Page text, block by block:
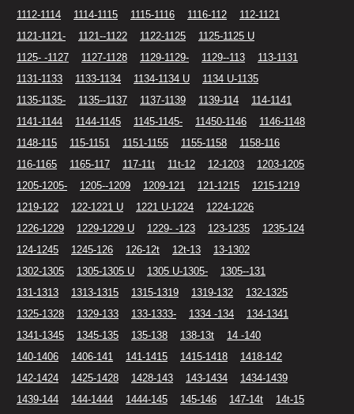
1112-1114
1114-1115 1115-1116 1116-112
112-1121
1121-1121-
1121--1122 1122-1125
1125-1125 U
1125- -1127
1127-1128 1129-1129- 1129--113
113-1131
1131-1133
1133-1134 1134-1134 U
1134 U-1135
1135-1135-
1135--1137 1137-1139 1139-114
114-1141
1141-1144
1144-1145 1145-1145- 11450-1146
1146-1148
1148-115
115-1151 1151-1155 1155-1158
1158-116
116-1165
1165-117 117-11t 11t-12 12-1203
1203-1205
1205-1205-
1205--1209 1209-121 121-1215
1215-1219
1219-122
122-1221 U 1221 U-1224
1224-1226
1226-1229
1229-1229 U 1229- -123 123-1235
1235-124
124-1245
1245-126 126-12t 12t-13
13-1302
1302-1305
1305-1305 U 1305 U-1305-
1305--131
131-1313
1313-1315 1315-1319 1319-132
132-1325
1325-1328
1329-133 133-1333- 1334 -134
134-1341
1341-1345
1345-135 135-138 138-13t
14 -140
140-1406
1406-141 141-1415 1415-1418
1418-142
142-1424
1425-1428 1428-143 143-1434
1434-1439
1439-144
144-1444 1444-145 145-146 147-14t
14t-15